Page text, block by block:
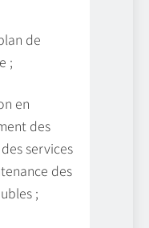
de
;
en
des
services
des
;